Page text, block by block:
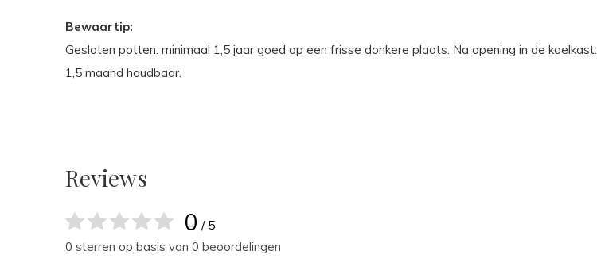
Bewaartip:
Gesloten potten: minimaal 1,5 jaar goed op een frisse donkere plaats. Na opening in de koelkast:
1,5 maand houdbaar.
Reviews
0 / 5
0 sterren op basis van 0 beoordelingen